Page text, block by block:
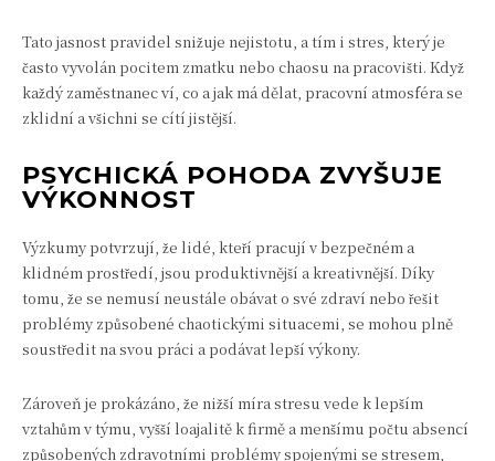
Tato jasnost pravidel snižuje nejistotu, a tím i stres, který je
často vyvolán pocitem zmatku nebo chaosu na pracovišti. Když
každý zaměstnanec ví, co a jak má dělat, pracovní atmosféra se
zklidní a všichni se cítí jistější.
PSYCHICKÁ POHODA ZVYŠUJE
VÝKONNOST
Výzkumy potvrzují, že lidé, kteří pracují v bezpečném a
klidném prostředí, jsou produktivnější a kreativnější. Díky
tomu, že se nemusí neustále obávat o své zdraví nebo řešit
problémy způsobené chaotickými situacemi, se mohou plně
soustředit na svou práci a podávat lepší výkony.
Zároveň je prokázáno, že nižší míra stresu vede k lepším
vztahům v týmu, vyšší loajalitě k firmě a menšímu počtu absencí
způsobených zdravotními problémy spojenými se stresem,